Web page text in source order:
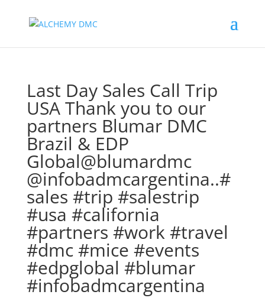
Last Day Sales Call Trip
USA Thank you to our
partners Blumar DMC
Brazil & EDP
Global@blumardmc
@infobadmcargentina..#
sales #trip #salestrip
#usa #california
#partners #work #travel
#dmc #mice #events
#edpglobal #blumar
#infobadmcargentina